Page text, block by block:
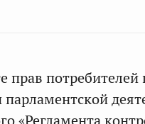
прав потребителей